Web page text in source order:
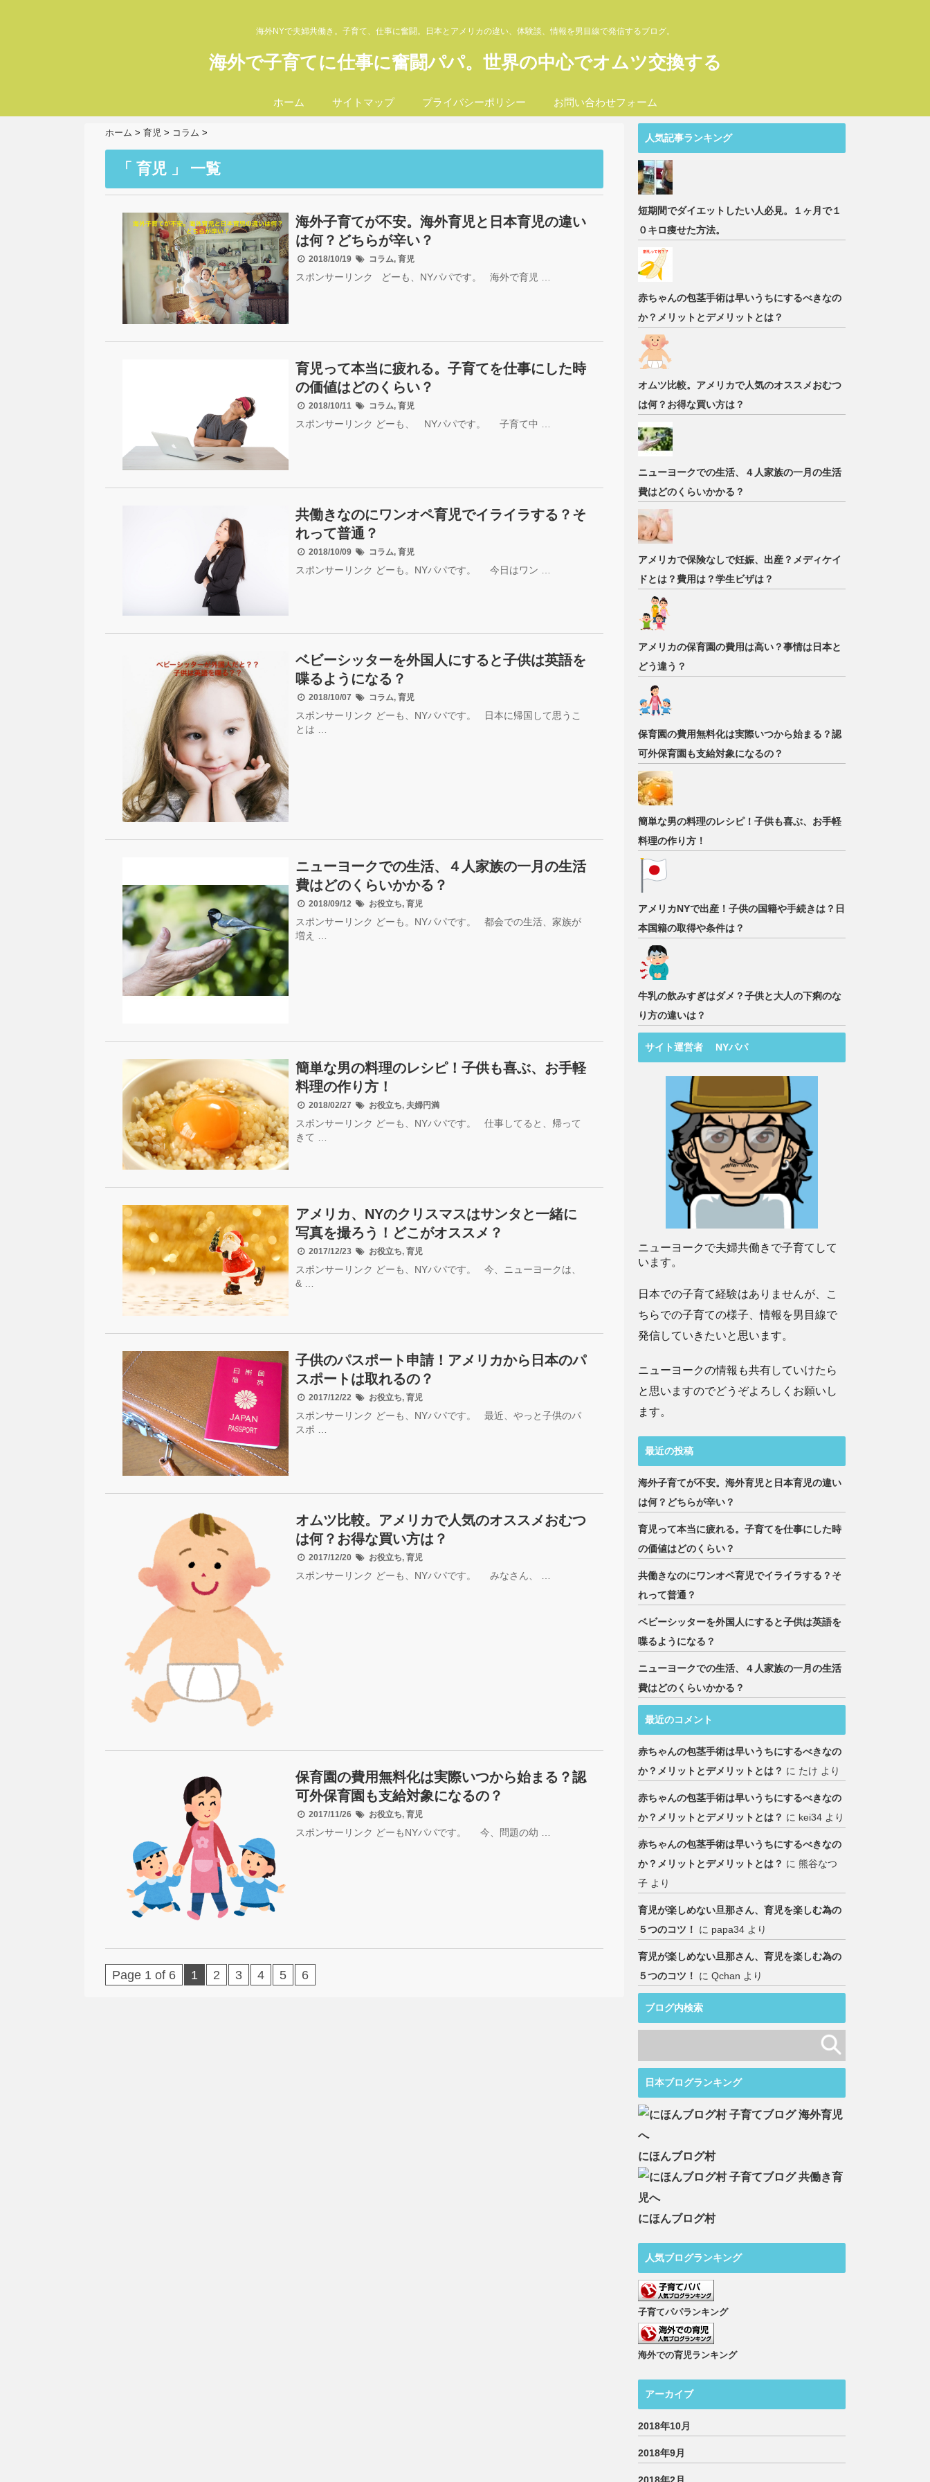
海外NYで夫婦共働き。子育て、仕事に奮闘。日本とアメリカの違い、体験談、情報を男目線で発信するブログ。
海外で子育てに仕事に奮闘パパ。世界の中心でオムツ交換する
ホーム サイトマップ プライバシーポリシー お問い合わせフォーム
ホーム > 育児 > コラム >
「 育児 」 一覧
海外子育てが不安。海外育児と日本育児の違い
は何？どちらが辛い？
2018/10/19 コラム, 育児
スポンサーリンク どーも、NYパパです。 海外で育児 …
育児って本当に疲れる。子育てを仕事にした時
の価値はどのくらい？
2018/10/11 コラム, 育児
スポンサーリンク どーも、 NYパパです。 子育て中 …
共働きなのにワンオペ育児でイライラする？そ
れって普通？
2018/10/09 コラム, 育児
スポンサーリンク どーも。NYパパです。 今日はワン …
ベビーシッターを外国人にすると子供は英語を
喋るようになる？
2018/10/07 コラム, 育児
スポンサーリンク どーも、NYパパです。 日本に帰国して思うこ
とは …
ニューヨークでの生活、４人家族の一月の生活
費はどのくらいかかる？
2018/09/12 お役立ち, 育児
スポンサーリンク どーも。NYパパです。 都会での生活、家族が
増え …
簡単な男の料理のレシピ！子供も喜ぶ、お手軽
料理の作り方！
2018/02/27 お役立ち, 夫婦円満
スポンサーリンク どーも、NYパパです。 仕事してると、帰って
きて …
アメリカ、NYのクリスマスはサンタと一緒に
写真を撮ろう！どこがオススメ？
2017/12/23 お役立ち, 育児
スポンサーリンク どーも、NYパパです。 今、ニューヨークは、
& …
子供のパスポート申請！アメリカから日本のパ
スポートは取れるの？
2017/12/22 お役立ち, 育児
スポンサーリンク どーも、NYパパです。 最近、やっと子供のパ
スポ …
オムツ比較。アメリカで人気のオススメおむつ
は何？お得な買い方は？
2017/12/20 お役立ち, 育児
スポンサーリンク どーも、NYパパです。 みなさん、 …
保育園の費用無料化は実際いつから始まる？認
可外保育園も支給対象になるの？
2017/11/26 お役立ち, 育児
スポンサーリンク どーもNYパパです。 今、問題の幼 …
Page 1 of 6 1 2 3 4 5 6
人気記事ランキング
短期間でダイエットしたい人必見。１ヶ月で１
０キロ痩せた方法。
赤ちゃんの包茎手術は早いうちにするべきなの
か？メリットとデメリットとは？
オムツ比較。アメリカで人気のオススメおむつ
は何？お得な買い方は？
ニューヨークでの生活、４人家族の一月の生活
費はどのくらいかかる？
アメリカで保険なしで妊娠、出産？メディケイ
ドとは？費用は？学生ビザは？
アメリカの保育園の費用は高い？事情は日本と
どう違う？
保育園の費用無料化は実際いつから始まる？認
可外保育園も支給対象になるの？
簡単な男の料理のレシピ！子供も喜ぶ、お手軽
料理の作り方！
アメリカNYで出産！子供の国籍や手続きは？日
本国籍の取得や条件は？
牛乳の飲みすぎはダメ？子供と大人の下痢のな
り方の違いは？
サイト運営者 NYパパ
ニューヨークで夫婦共働きで子育てして
います。
日本での子育て経験はありませんが、こ
ちらでの子育ての様子、情報を男目線で
発信していきたいと思います。
ニューヨークの情報も共有していけたら
と思いますのでどうぞよろしくお願いし
ます。
最近の投稿
海外子育てが不安。海外育児と日本育児の違い
は何？どちらが辛い？
育児って本当に疲れる。子育てを仕事にした時
の価値はどのくらい？
共働きなのにワンオペ育児でイライラする？そ
れって普通？
ベビーシッターを外国人にすると子供は英語を
喋るようになる？
ニューヨークでの生活、４人家族の一月の生活
費はどのくらいかかる？
最近のコメント
赤ちゃんの包茎手術は早いうちにするべきなの
か？メリットとデメリットとは？ に たけ より
赤ちゃんの包茎手術は早いうちにするべきなの
か？メリットとデメリットとは？ に kei34 より
赤ちゃんの包茎手術は早いうちにするべきなの
か？メリットとデメリットとは？ に 熊谷なつ
子 より
育児が楽しめない旦那さん、育児を楽しむ為の
５つのコツ！
に papa34 より
育児が楽しめない旦那さん、育児を楽しむ為の
５つのコツ！
に Qchan より
ブログ内検索
日本ブログランキング
にほんブログ村
にほんブログ村
人気ブログランキング
子育てパパランキング
海外での育児ランキング
アーカイブ
2018年10月
2018年9月